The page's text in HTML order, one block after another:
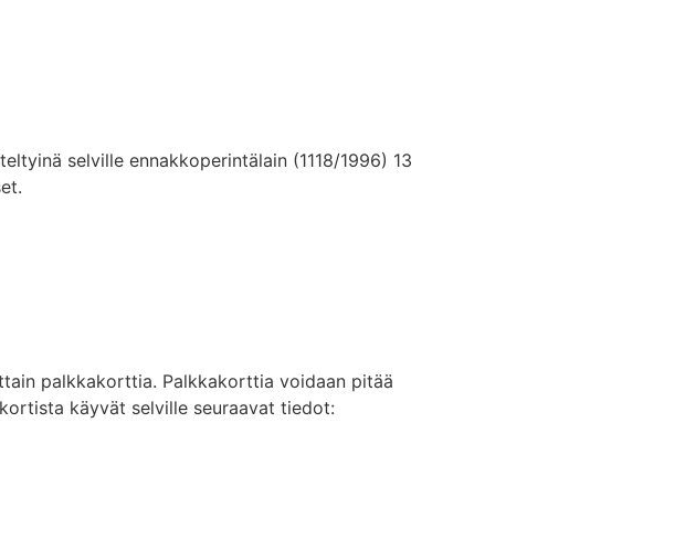
selville ennakkoperintälain (1118/1996) 13
palkkakorttia. Palkkakorttia voidaan pitää
käyvät selville seuraavat tiedot: